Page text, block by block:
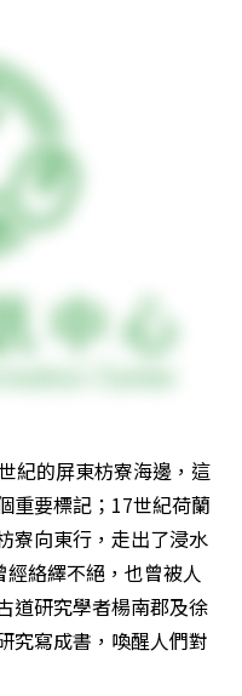
紀的屏東枋寮海邊，這
重要標記；17世紀荷蘭
寮向東行，走出了浸水
絡繹不絕，也曾被人
道研究學者楊南郡及徐
究寫成書，喚醒人們對